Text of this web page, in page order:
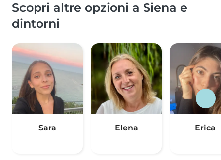
Scopri altre opzioni a Siena e
dintorni
Sara Elena Erica